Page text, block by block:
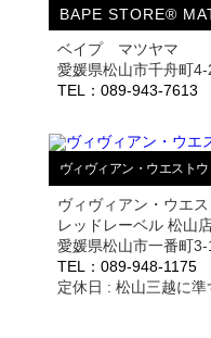
BAPE STORE®
ベイプ マツヤマ
愛媛県松山市千舟町
TEL：089-943-7613
ヴィヴィアン・ウエスト
ヴィヴィアン・ウエ
レッドレーベル 松山
愛媛県松山市一番町
TEL：089-948-1175
定休日 : 松山三越に準